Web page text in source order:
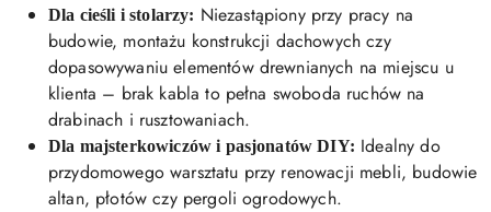
Dla cieśli i stolarzy: Niezastąpiony przy pracy na
budowie, montażu konstrukcji dachowych czy
dopasowywaniu elementów drewnianych na miejscu u
klienta – brak kabla to pełna swoboda ruchów na
drabinach i rusztowaniach.
Dla majsterkowiczów i pasjonatów DIY: Idealny do
przydomowego warsztatu przy renowacji mebli, budowie
altan, płotów czy pergoli ogrodowych.